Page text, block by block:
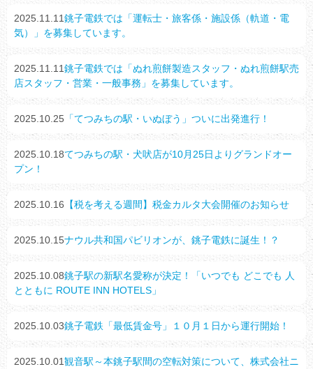
2025.11.11銚子電鉄では「運転士・旅客係・施設係（軌道・電
気）」を募集しています。
2025.11.11銚子電鉄では「ぬれ煎餅製造スタッフ・ぬれ煎餅駅売
店スタッフ・営業・一般事務」を募集しています。
2025.10.25 「てつみちの駅・いぬぼう」ついに出発進行！
2025.10.18てつみちの駅・犬吠店が10月25日よりグランドオー
プン！
2025.10.16 【税を考える週間】税金カルタ大会開催のお知らせ
2025.10.15ナウル共和国パビリオンが、銚子電鉄に誕生！？
2025.10.08銚子駅の新駅名愛称が決定！「いつでも どこでも 人
とともに ROUTE INN HOTELS」
2025.10.03銚子電鉄「最低賃金号」１０月１日から運行開始！
2025.10.01観音駅～本銚子駅間の空転対策について、株式会社ニ